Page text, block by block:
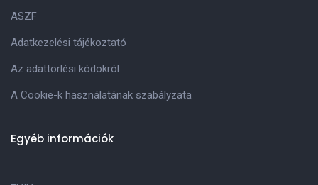
ASZF
Adatkezelési tájékoztató
Az adattörlési kódokról
A Cookie-k használatának szabályzata
Egyéb információk